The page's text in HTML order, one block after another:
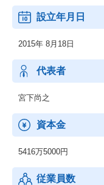
◆次のキャリアが見え
「ワンキャリア転職」
◆採用活動のDX推進を
ア」（企業版）
多くの人にとって仕事
も関わらず、
く、
いまだに就職してから
キャリアデータを結集し
多様化する世の中にお
きます。
設立年月日
2015年 8月18日
代表者
宮下尚之
資本金
5416万5000円
従業員数